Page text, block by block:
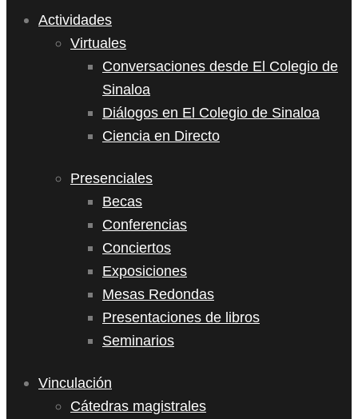
Actividades
Virtuales
Conversaciones desde El Colegio de
Sinaloa
Diálogos en El Colegio de Sinaloa
Ciencia en Directo
Presenciales
Becas
Conferencias
Conciertos
Exposiciones
Mesas Redondas
Presentaciones de libros
Seminarios
Vinculación
Cátedras magistrales